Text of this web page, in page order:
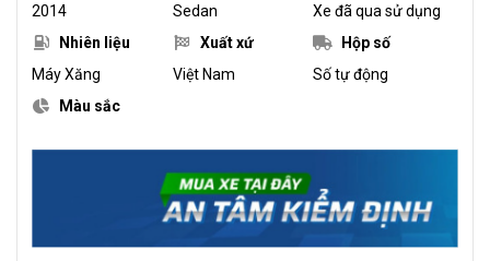
2014
Sedan
Xe đã qua sử dụng
Nhiên liệu
Máy Xăng
Xuất xứ
Việt Nam
Hộp số
Số tự động
Màu sắc